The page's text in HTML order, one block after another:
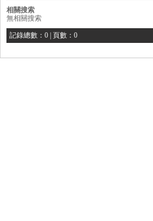
相關搜索
無相關搜索
記錄總數：0 | 頁數：0